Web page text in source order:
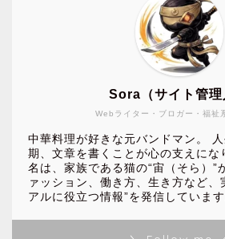
Webライター・ブロガー・福祉
Sora（サイト管理
中華料理が好きな元バンドマン。
期、文章を書くことが心の支えにな
名は、家族である猫の“宙（そら）”
ァッション、働き方、生き方など、
アルに役立つ情報”を発信しています